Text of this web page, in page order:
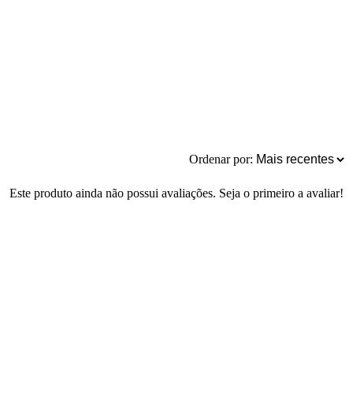
Ordenar por:
Este produto ainda não possui avaliações. Seja o primeiro a avaliar!